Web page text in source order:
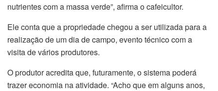
nutrientes com a massa verde”, afirma o cafeicultor.
Ele conta que a propriedade chegou a ser utilizada para a
realização de um dia de campo, evento técnico com a
visita de vários produtores.
O produtor acredita que, futuramente, o sistema poderá
trazer economia na atividade. “Acho que em alguns anos,